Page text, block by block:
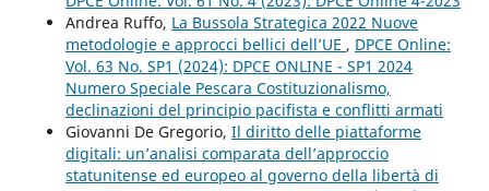
Andrea Ruffo, La Bussola Strategica 2022 Nuove
metodologie e approcci bellici dell’UE , DPCE Online:
Vol. 63 No. SP1 (2024): DPCE ONLINE - SP1 2024
Numero Speciale Pescara Costituzionalismo,
declinazioni del principio pacifista e conflitti armati
Giovanni De Gregorio, Il diritto delle piattaforme
digitali: un’analisi comparata dell’approccio
statunitense ed europeo al governo della libertà di